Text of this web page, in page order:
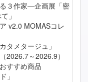
３作家―企画展「密
」
v2.0 MOMASコレ
タメタージュ」
2026.7～2026.9）
すすめ商品
」